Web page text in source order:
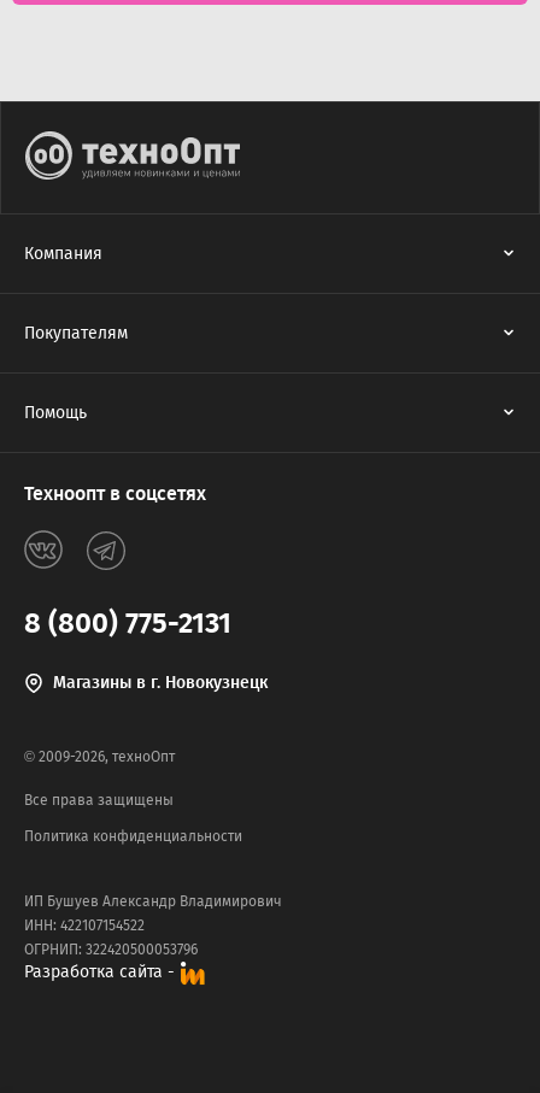
Компания
Покупателям
Помощь
Техноопт в соцсетях
8 (800) 775-2131
Магазины в г. Новокузнецк
© 2009-2026, техноОпт
Все права защищены
Политика конфиденциальности
ИП Бушуев Александр Владимирович
ИНН: 422107154522
ОГРНИП: 322420500053796
Разработка сайта -